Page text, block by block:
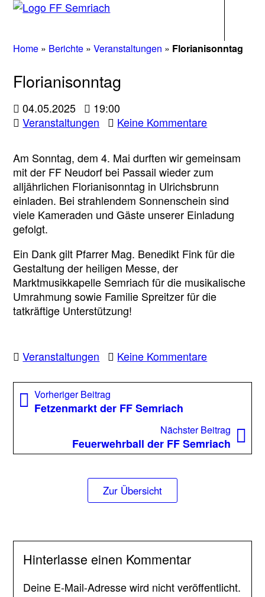
Home » Berichte »Veranstaltungen » Florianisonntag
Florianisonntag
04.05.2025
19:00
Veranstaltungen
Keine Kommentarezu
Am Sonntag, dem 4. Mai durften wir gemeinsam
mit der FF Neudorf bei Passail wieder zum
alljährlichen Florianisonntag in Ulrichsbrunn
einladen. Bei strahlendem Sonnenschein sind
viele Kameraden und Gäste unserer Einladung
gefolgt.
Ein Dank gilt Pfarrer Mag. Benedikt Fink für die
Gestaltung der heiligen Messe, der
Marktmusikkapelle Semriach für die musikalische
Umrahmung sowie Familie Spreitzer für die
tatkräftige Unterstützung!
Veranstaltungen Keine Kommentarezu
Beitragsnavigation
Vorheriger Beitrag
Beitrag:
Fetzenmarkt der FF Semriach
Nächster Beitrag
Feuerwehrball der FF Semriach
Zur Übersicht
Hinterlasse einen Kommentar
Deine E-Mail-Adresse wird nicht veröffentlicht.